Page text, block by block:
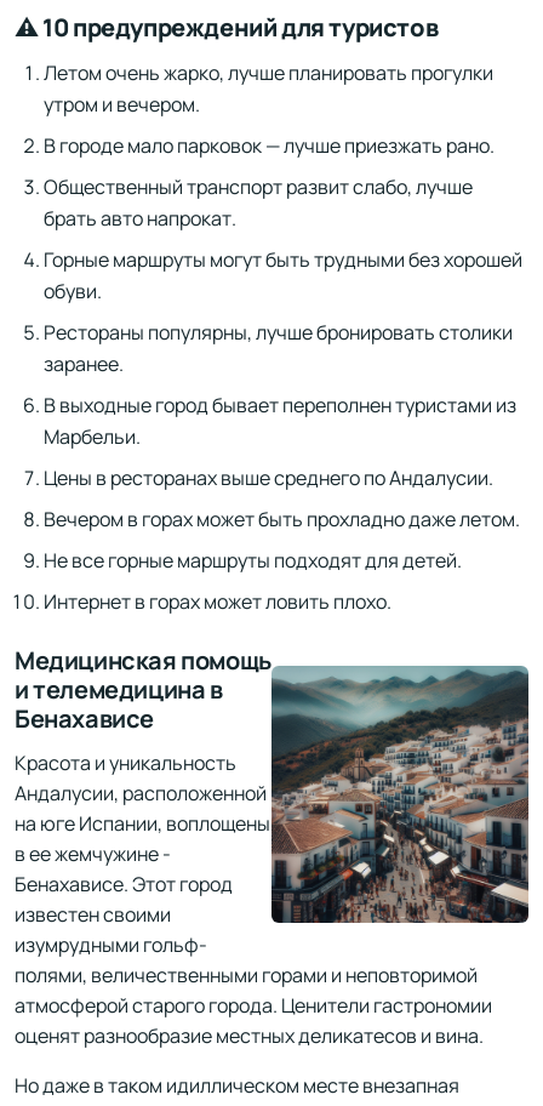
⚠️ 10 предупреждений для туристов
Летом очень жарко, лучше планировать прогулки
утром и вечером.
В городе мало парковок — лучше приезжать рано.
Общественный транспорт развит слабо, лучше
брать авто напрокат.
Горные маршруты могут быть трудными без хорошей
обуви.
Рестораны популярны, лучше бронировать столики
заранее.
В выходные город бывает переполнен туристами из
Марбельи.
Цены в ресторанах выше среднего по Андалусии.
Вечером в горах может быть прохладно даже летом.
Не все горные маршруты подходят для детей.
Интернет в горах может ловить плохо.
Медицинская помощь
и телемедицина в
Бенахависе
Красота и уникальность
Андалусии, расположенной
на юге Испании, воплощены
в ее жемчужине -
Бенахависе. Этот город
известен своими
изумрудными гольф-
полями, величественными горами и неповторимой
атмосферой старого города. Ценители гастрономии
оценят разнообразие местных деликатесов и вина.
Но даже в таком идиллическом месте внезапная